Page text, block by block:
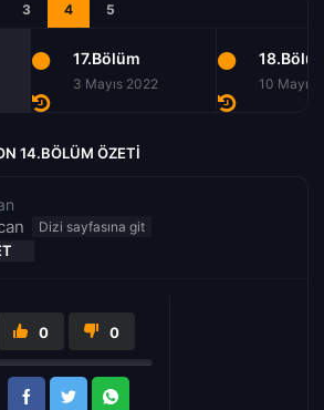
3 4 5
17.Bölüm
3 Mayıs 2022 10 Mayıs
14.BÖLÜM ÖZETI
0 0